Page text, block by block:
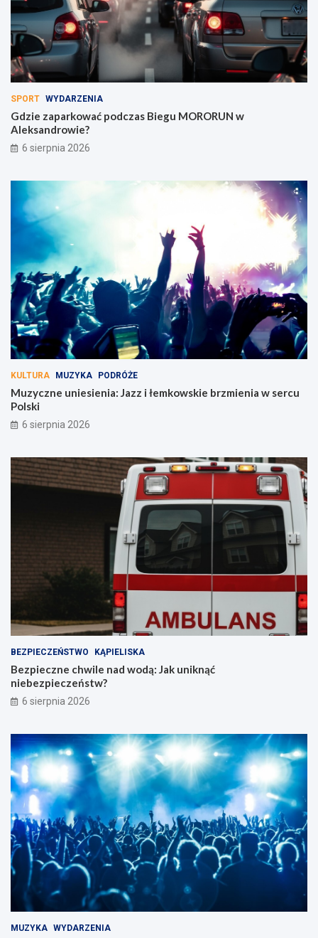
SPORT WYDARZENIA
Gdzie zaparkować podczas Biegu MORORUN w
Aleksandrowie?
6 sierpnia 2026
KULTURA MUZYKA PODRÓŻE
Muzyczne uniesienia: Jazz i łemkowskie brzmienia w sercu
Polski
6 sierpnia 2026
BEZPIECZEŃSTWO KĄPIELISKA
Bezpieczne chwile nad wodą: Jak uniknąć
niebezpieczeństw?
6 sierpnia 2026
MUZYKA WYDARZENIA